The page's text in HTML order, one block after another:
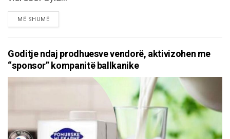
MË SHUMËDETAILS
Goditje ndaj prodhuesve vendorë, aktivizohen me
“sponsor” kompanitë ballkanike